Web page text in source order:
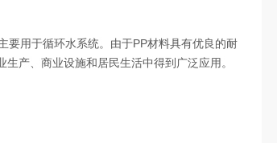
要用于循环水系统。由于PP材料具有优良的耐
产、商业设施和居民生活中得到广泛应用。